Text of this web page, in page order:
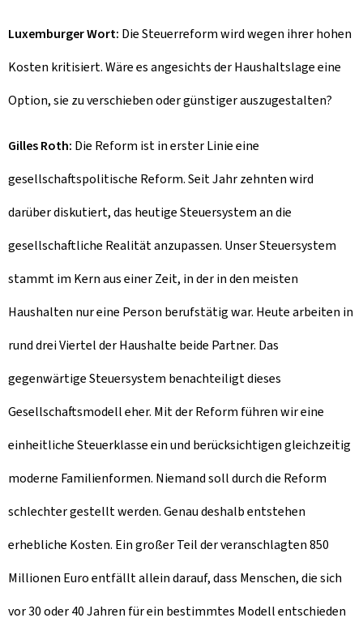
Luxemburger Wort: Die Steuerreform wird wegen ihrer hohen
Kosten kritisiert. Wäre es angesichts der Haushaltslage eine
Option, sie zu verschieben oder günstiger auszugestalten?
Gilles Roth: Die Reform ist in erster Linie eine
gesellschaftspolitische Reform. Seit Jahr zehnten wird
darüber diskutiert, das heutige Steuersystem an die
gesellschaftliche Realität anzupassen. Unser Steuersystem
stammt im Kern aus einer Zeit, in der in den meisten
Haushalten nur eine Person berufstätig war. Heute arbeiten in
rund drei Viertel der Haushalte beide Partner. Das
gegenwärtige Steuersystem benachteiligt dieses
Gesellschaftsmodell eher. Mit der Reform führen wir eine
einheitliche Steuerklasse ein und berücksichtigen gleichzeitig
moderne Familienformen. Niemand soll durch die Reform
schlechter gestellt werden. Genau deshalb entstehen
erhebliche Kosten. Ein großer Teil der veranschlagten 850
Millionen Euro entfällt allein darauf, dass Menschen, die sich
vor 30 oder 40 Jahren für ein bestimmtes Modell entschieden